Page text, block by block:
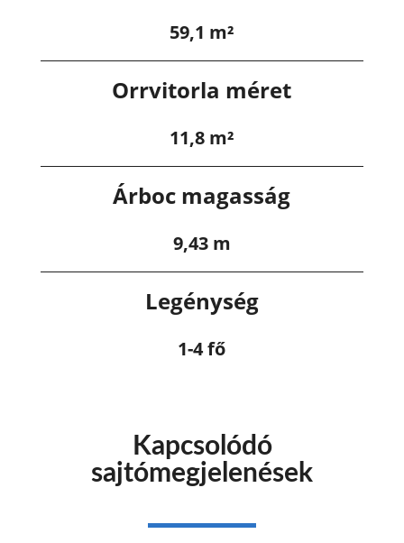
59,1 m²
Orrvitorla méret
11,8 m²
Árboc magasság
9,43 m
Legénység
1-4 fő
Kapcsolódó
sajtómegjelenések